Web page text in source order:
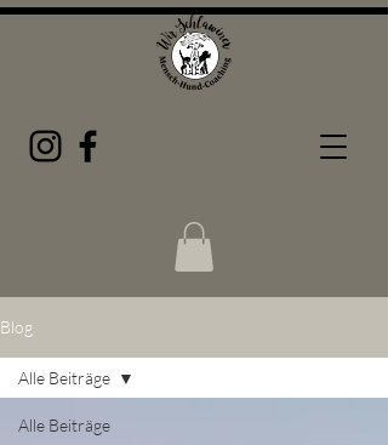
Blog
Alle Beiträge
Alle Beiträge